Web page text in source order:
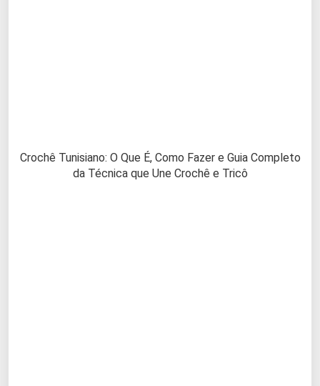
Crochê Tunisiano: O Que É, Como Fazer e Guia Completo
da Técnica que Une Crochê e Tricô